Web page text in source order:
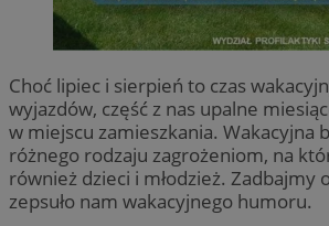
Choć lipiec i sierpień to czas
wyjazdów, część z nas upalne
w miejscu zamieszkania. Wakacyjna
różnego rodzaju zagrożeniom, na
również dzieci i młodzież. Zadbajmy
zepsuło nam wakacyjnego humoru.